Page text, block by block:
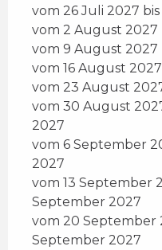
vom 26 Juli 2027
vom 2 August
vom 9 August 2027
vom 16 August
vom 23 August
vom 30 August
2027
vom 6 September
2027
vom 13 September
September 2027
vom 20 September
September 2027